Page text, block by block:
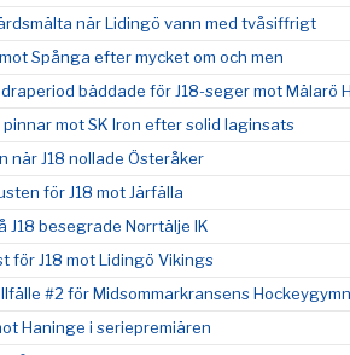
när Lidingö vann med tvåsiffrigt
Spånga efter mycket om och men
bäddade för J18-seger mot Mälarö
pinnar mot SK Iron efter solid laginsats
när J18 nollade Österåker
för J18 mot Järfälla
J18 besegrade Norrtälje IK
för J18 mot Lidingö Vikings
#2 för Midsommarkransens
Haninge i seriepremiären